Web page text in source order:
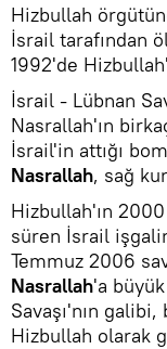
Hizbullah
İsrail tarafından
1992'de
İsrail - Lübnan
Nasrallah'ın
İsrail'in attığı
Nasrallah, sağ
Hizbullah'ın 2000
süren İsrail
Temmuz 2006
Nasrallah'a
Savaşı'nın
Hizbullah olarak